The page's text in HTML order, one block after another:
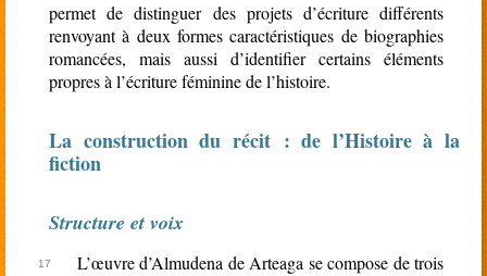
permet de distinguer des projets d’écriture différents
renvoyant à deux formes caractéristiques de biographies
romancées, mais aussi d’identifier certains éléments
propres à l’écriture féminine de l’histoire.
La construction du récit : de l’Histoire à la
fiction
Structure et voix
L’œuvre d’Almudena de Arteaga se compose de trois